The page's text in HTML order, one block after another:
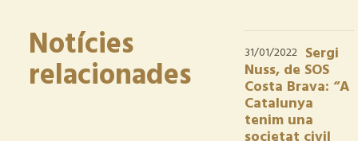
Notícies
relacionades
31/01/2022 Sergi
Nuss, de SOS
Costa Brava: “A
Catalunya
tenim una